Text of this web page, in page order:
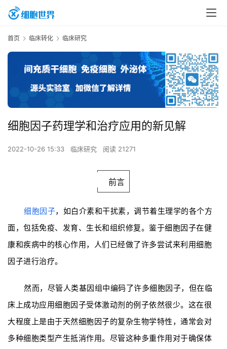
首页 临床转化 临床研究
细胞因子药理学和治疗应用的新见解
2022-10-26 15:33 临床研究 阅读 21271
前言
细胞因子，如白介素和干扰素，调节着生理学的各个方
面，包括免疫、发育、生长和组织修复。鉴于细胞因子在健
康和疾病中的核心作用，人们已经做了许多尝试来利用细胞
因子进行治疗。
然而，尽管人类基因组中编码了许多细胞因子，但在临
床上成功应用细胞因子受体激动剂的例子依然很少。这在很
大程度上是由于天然细胞因子的复杂生物学特性，通常会对
多种细胞类型产生抵消作用。尽管这种多重作用对于确保体